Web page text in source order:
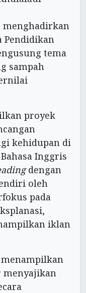
menghadirkan
Pendidikan
tema
sampah
proyek
kehidupan di
Inggris
dengan
oleh
pada
iklan
menampilkan
menyajikan